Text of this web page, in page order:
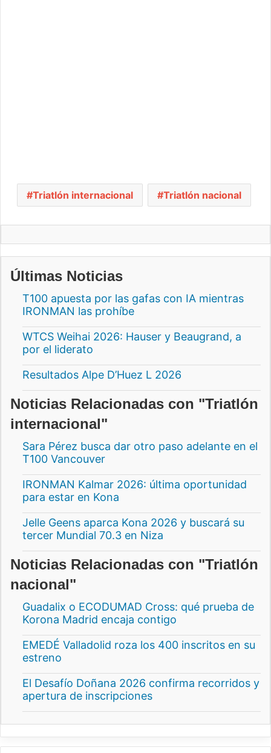
Triatlón internacional Triatlón nacional
Últimas Noticias
T100 apuesta por las gafas con IA mientras
IRONMAN las prohíbe
WTCS Weihai 2026: Hauser y Beaugrand, a
por el liderato
Resultados Alpe D’Huez L 2026
Noticias Relacionadas con "Triatlón
internacional"
Sara Pérez busca dar otro paso adelante en el
T100 Vancouver
IRONMAN Kalmar 2026: última oportunidad
para estar en Kona
Jelle Geens aparca Kona 2026 y buscará su
tercer Mundial 70.3 en Niza
Noticias Relacionadas con "Triatlón
nacional"
Guadalix o ECODUMAD Cross: qué prueba de
Korona Madrid encaja contigo
EMEDÉ Valladolid roza los 400 inscritos en su
estreno
El Desafío Doñana 2026 confirma recorridos y
apertura de inscripciones